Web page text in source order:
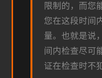
限制的，而您
您在这段时间
量。也就是说
间内检查尽可
证在检查时不